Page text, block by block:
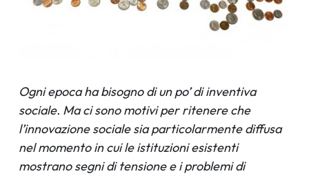
Ogni epoca ha bisogno di un po’ di inventiva
sociale. Ma ci sono motivi per ritenere che
l’innovazione sociale sia particolarmente diffusa
nel momento in cui le istituzioni esistenti
mostrano segni di tensione e i problemi di